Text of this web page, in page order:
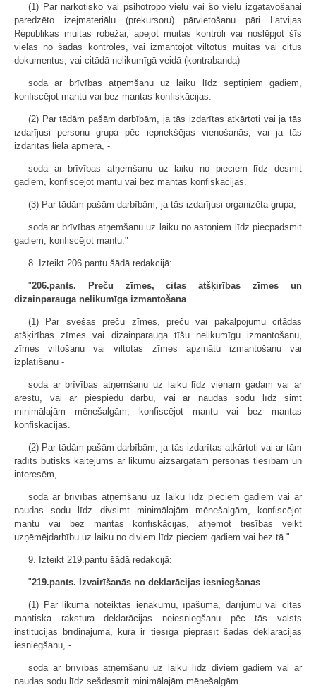
(1) Par narkotisko vai psihotropo vielu vai šo vielu izgatavošanai
paredzēto izejmateriālu (prekursoru) pārvietošanu pāri Latvijas
Republikas muitas robežai, apejot muitas kontroli vai noslēpjot šīs
vielas no šādas kontroles, vai izmantojot viltotus muitas vai citus
dokumentus, vai citādā nelikumīgā veidā (kontrabanda) -
soda ar brīvības atņemšanu uz laiku līdz septiņiem gadiem,
konfiscējot mantu vai bez mantas konfiskācijas.
(2) Par tādām pašām darbībām, ja tās izdarītas atkārtoti vai ja tās
izdarījusi personu grupa pēc iepriekšējas vienošanās, vai ja tās
izdarītas lielā apmērā, -
soda ar brīvības atņemšanu uz laiku no pieciem līdz desmit
gadiem, konfiscējot mantu vai bez mantas konfiskācijas.
(3) Par tādām pašām darbībām, ja tās izdarījusi organizēta grupa, -
soda ar brīvības atņemšanu uz laiku no astoņiem līdz piecpadsmit
gadiem, konfiscējot mantu."
8. Izteikt 206.pantu šādā redakcijā:
"206.pants. Preču zīmes, citas atšķirības zīmes un
dizainparauga nelikumīga izmantošana
(1) Par svešas preču zīmes, preču vai pakalpojumu citādas
atšķirības zīmes vai dizainparauga tīšu nelikumīgu izmantošanu,
zīmes viltošanu vai viltotas zīmes apzinātu izmantošanu vai
izplatīšanu -
soda ar brīvības atņemšanu uz laiku līdz vienam gadam vai ar
arestu, vai ar piespiedu darbu, vai ar naudas sodu līdz simt
minimālajām mēnešalgām, konfiscējot mantu vai bez mantas
konfiskācijas.
(2) Par tādām pašām darbībām, ja tās izdarītas atkārtoti vai ar tām
radīts būtisks kaitējums ar likumu aizsargātām personas tiesībām un
interesēm, -
soda ar brīvības atņemšanu uz laiku līdz pieciem gadiem vai ar
naudas sodu līdz divsimt minimālajām mēnešalgām, konfiscējot
mantu vai bez mantas konfiskācijas, atņemot tiesības veikt
uzņēmējdarbību uz laiku no diviem līdz pieciem gadiem vai bez tā."
9. Izteikt 219.pantu šādā redakcijā:
"219.pants. Izvairīšanās no deklarācijas iesniegšanas
(1) Par likumā noteiktās ienākumu, īpašuma, darījumu vai citas
mantiska rakstura deklarācijas neiesniegšanu pēc tās valsts
institūcijas brīdinājuma, kura ir tiesīga pieprasīt šādas deklarācijas
iesniegšanu, -
soda ar brīvības atņemšanu uz laiku līdz diviem gadiem vai ar
naudas sodu līdz sešdesmit minimālajām mēnešalgām.